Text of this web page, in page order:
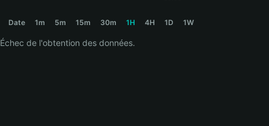
Date 1m 5m 15m 30m 1H 4H 1D 1W
Échec de l'obtention des données.